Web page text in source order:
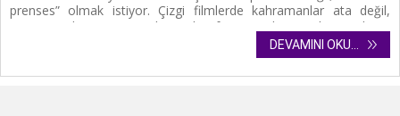
prenses” olmak istiyor. Çizgi filmlerde kahramanlar ata değil,
Unicorn’a biniyor. Pastaların, kıyafet parçalarının, kostümlerin,
doğum günü süslerinin artık en güzelleri Unicorn dizaynlarıyla
DEVAMINI OKU...